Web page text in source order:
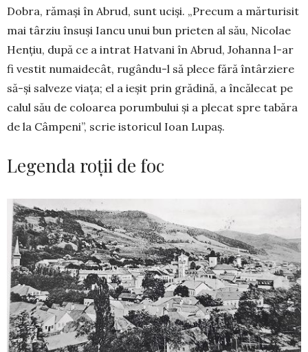
Dobra, rămași în Abrud, sunt uciși. „Precum a mărturisit
mai târziu însuşi Ian­cu unui bun prieten al său, Ni­colae
Henţiu, după ce a intrat Hatvani în Abrud, Johanna l-ar
fi vestit numaidecât, ru­gându-l să plece fără întârziere
să-şi salveze viaţa; el a ieşit prin grădină, a încălecat pe
calul său de coloarea porumbului şi a plecat spre ta­băra
de la Câmpeni”, scrie istoricul Ioan Lupaş.
Legenda roții de foc